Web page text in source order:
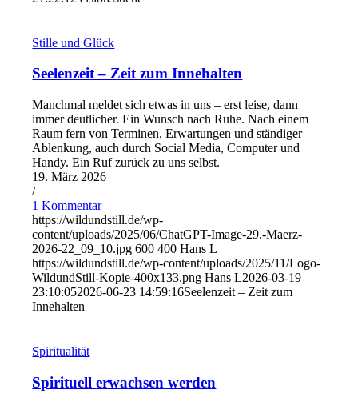
Stille und Glück
Seelenzeit – Zeit zum Innehalten
Manchmal meldet sich etwas in uns – erst leise, dann
immer deutlicher. Ein Wunsch nach Ruhe. Nach einem
Raum fern von Terminen, Erwartungen und ständiger
Ablenkung, auch durch Social Media, Computer und
Handy. Ein Ruf zurück zu uns selbst.
19. März 2026
/
1 Kommentar
https://wildundstill.de/wp-
content/uploads/2025/06/ChatGPT-Image-29.-Maerz-
2026-22_09_10.jpg 600 400 Hans L
https://wildundstill.de/wp-content/uploads/2025/11/Logo-
WildundStill-Kopie-400x133.png Hans L2026-03-19
23:10:052026-06-23 14:59:16Seelenzeit – Zeit zum
Innehalten
Spiritualität
Spirituell erwachsen werden